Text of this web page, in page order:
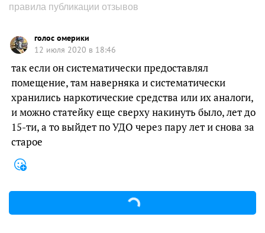
правила публикации отзывов
голос омерики
12 июля 2020 в 18:46
так если он систематически предоставлял
помещение, там наверняка и систематически
хранились наркотические средства или их аналоги,
и можно статейку еще сверху накинуть было, лет до
15-ти, а то выйдет по УДО через пару лет и снова за
старое